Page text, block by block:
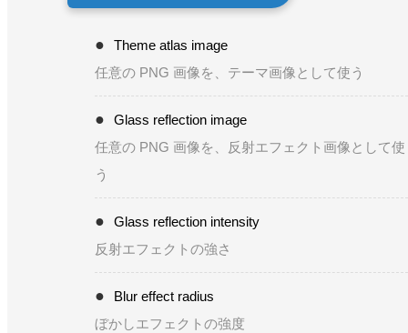
Theme atlas image
任意の PNG 画像を、テーマ画像として使う
Glass reflection image
任意の PNG 画像を、反射エフェクト画像として使
う
Glass reflection intensity
反射エフェクトの強さ
Blur effect radius
ぼかしエフェクトの強度